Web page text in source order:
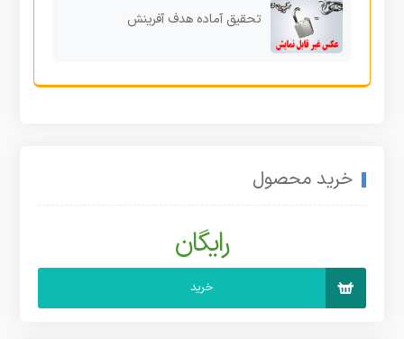
تحقیق آماده هدف آفرینش
خرید محصول
رایگان
خرید